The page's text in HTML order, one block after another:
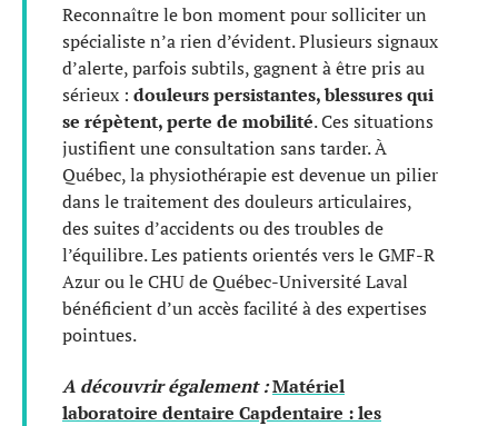
Reconnaître le bon moment pour solliciter un
spécialiste n’a rien d’évident. Plusieurs signaux
d’alerte, parfois subtils, gagnent à être pris au
sérieux : douleurs persistantes, blessures qui
se répètent, perte de mobilité. Ces situations
justifient une consultation sans tarder. À
Québec, la physiothérapie est devenue un pilier
dans le traitement des douleurs articulaires,
des suites d’accidents ou des troubles de
l’équilibre. Les patients orientés vers le GMF-R
Azur ou le CHU de Québec-Université Laval
bénéficient d’un accès facilité à des expertises
pointues.
A découvrir également :Matériel
laboratoire dentaire Capdentaire : les